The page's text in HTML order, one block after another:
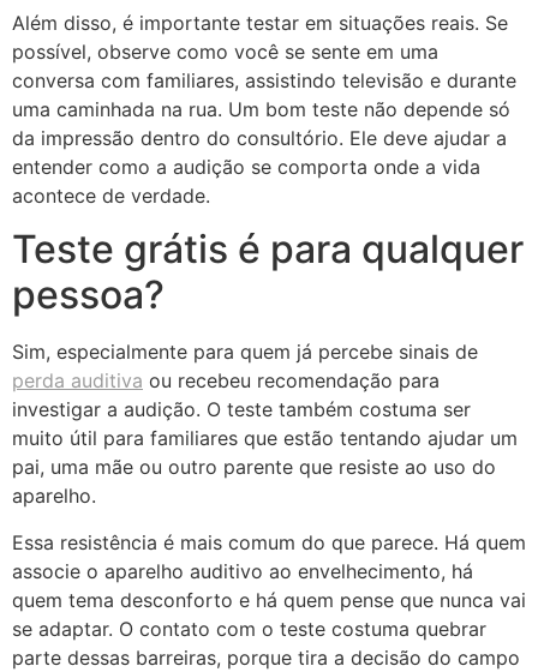
Além disso, é importante testar em situações reais. Se
possível, observe como você se sente em uma
conversa com familiares, assistindo televisão e durante
uma caminhada na rua. Um bom teste não depende só
da impressão dentro do consultório. Ele deve ajudar a
entender como a audição se comporta onde a vida
acontece de verdade.
Teste grátis é para qualquer
pessoa?
Sim, especialmente para quem já percebe sinais de
perda auditiva ou recebeu recomendação para
investigar a audição. O teste também costuma ser
muito útil para familiares que estão tentando ajudar um
pai, uma mãe ou outro parente que resiste ao uso do
aparelho.
Essa resistência é mais comum do que parece. Há quem
associe o aparelho auditivo ao envelhecimento, há
quem tema desconforto e há quem pense que nunca vai
se adaptar. O contato com o teste costuma quebrar
parte dessas barreiras, porque tira a decisão do campo